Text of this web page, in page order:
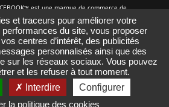
est une marque de commerce de
sont des marques de commerce de GOOGLE
vente et d'utilisation|Politique de
& Marketing Digital :Joul.be
et traceurs pour améliorer votre
du site, vous proposer
centres d’intérêt, des publicités
personnalisés ainsi que des
sur les réseaux sociaux. Vous pouvez
et les refuser à tout moment.
Interdire
Configurer
la politique des cookies